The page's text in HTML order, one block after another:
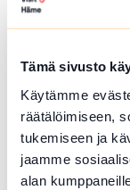
Tämä sivusto
Käytämme
räätälöimiseen,
tukemiseen ja
jaamme
alan
Härkätien
Lue lisää